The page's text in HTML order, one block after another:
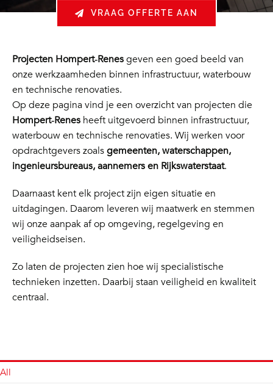
VRAAG OFFERTE AAN
Projecten Hompert‑Renesgeven een goed beeld van
onze werkzaamheden binnen infrastructuur, waterbouw
en technische renovaties.
Op deze pagina vind je een overzicht van projecten die
Hompert‑Renesheeft uitgevoerd binnen infrastructuur,
waterbouw en technische renovaties. Wij werken voor
opdrachtgevers zoalsgemeenten, waterschappen,
ingenieursbureaus, aannemers en Rijkswaterstaat.
Daarnaast kent elk project zijn eigen situatie en
uitdagingen. Daarom leveren wij maatwerk en stemmen
wij onze aanpak af op omgeving, regelgeving en
veiligheidseisen.
Zo laten de projecten zien hoe wij specialistische
technieken inzetten. Daarbij staan veiligheid en kwaliteit
centraal.
All